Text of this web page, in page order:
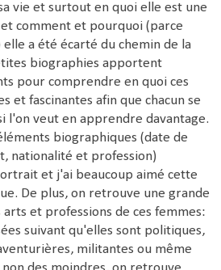
vie et surtout en quoi elle est une
comment et pourquoi (parce
a été écarté du chemin de la
biographies apportent
pour comprendre en quoi ces
et fascinantes afin que chacun se
l'on veut en apprendre davantage.
biographiques (date de
nationalité et profession)
et j'ai beaucoup aimé cette
De plus, on retrouve une grande
et professions de ces femmes:
suivant qu'elles sont politiques,
militantes ou même